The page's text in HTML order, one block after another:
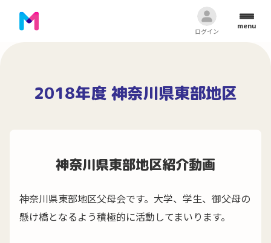
ログイン
menu
2018年度 神奈川県東部地区
神奈川県東部地区紹介動画
神奈川県東部地区父母会です。大学、学生、御父母の
懸け橋となるよう積極的に活動してまいります。